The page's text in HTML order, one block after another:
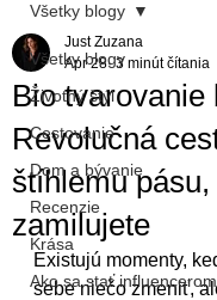
Všetky blogy
Životný štýl
Cestovanie
Dom a bývanie
Recenzie
Krása
Ako sa stať influencerom
Všetky blogy
Bio tvarovanie
Revolučná
štíhlemu pásu,
zamilujete
Just Zuzana
Apr 28 3 minút čítania
Existujú momenty,
sebe niečo zmeniť,